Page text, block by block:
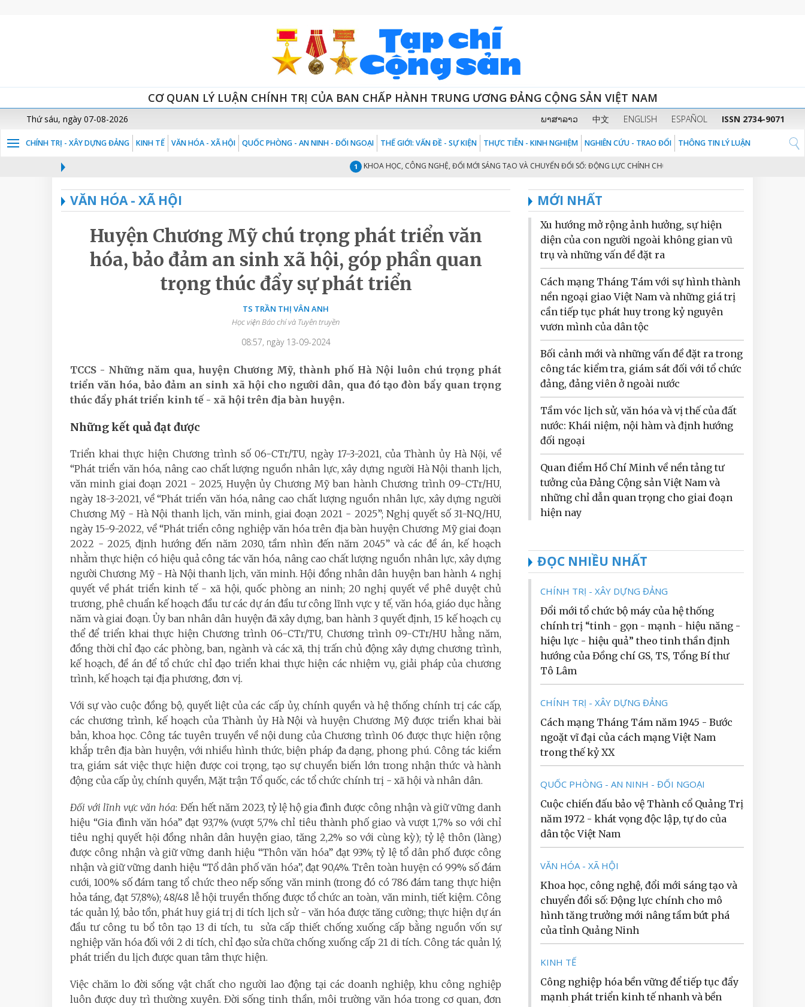
CƠ QUAN LÝ LUẬN CHÍNH TRỊ CỦA BAN CHẤP HÀNH TRUNG ƯƠNG ĐẢNG CỘNG SẢN VIỆT NAM
Thứ sáu, ngày 07-08-2026 ພາສາລາວ 中文 ENGLISH ESPAÑOL ISSN 2734-9071
CHÍNH TRỊ - XÂY DỰNG ĐẢNG KINH TẾ VĂN HÓA - XÃ HỘI QUỐC PHÒNG - AN NINH - ĐỐI NGOẠI THẾ GIỚI: VẤN ĐỀ - SỰ KIỆN THỰC TIỄN - KINH NGHIỆM NGHIÊN CỨU - TRAO ĐỔI THÔNG TIN LÝ LUẬN
KHOA HỌC, CÔNG NGHỆ, ĐỔI MỚI SÁNG TẠO VÀ CHUYỂN ĐỔI SỐ: ĐỘNG LỰC CHÍNH CHO MÔ HÌNH TĂNG TRƯỞNG MỚI NÂNG TẦM
VĂN HÓA - XÃ HỘI
Huyện Chương Mỹ chú trọng phát triển văn
hóa, bảo đảm an sinh xã hội, góp phần quan
trọng thúc đẩy sự phát triển
TS TRẦN THỊ VÂN ANH
Học viện Báo chí và Tuyên truyền
08:57, ngày 13-09-2024
TCCS - Những năm qua, huyện Chương Mỹ, thành phố Hà Nội luôn chú trọng phát
triển văn hóa, bảo đảm an sinh xã hội cho người dân, qua đó tạo đòn bẩy quan trọng
thúc đẩy phát triển kinh tế - xã hội trên địa bàn huyện.
Những kết quả đạt được
Triển khai thực hiện Chương trình số 06-CTr/TU, ngày 17-3-2021, của Thành ủy Hà Nội, về
“Phát triển văn hóa, nâng cao chất lượng nguồn nhân lực, xây dựng người Hà Nội thanh lịch,
văn minh giai đoạn 2021 - 2025, Huyện ủy Chương Mỹ ban hành Chương trình 09-CTr/HU,
ngày 18-3-2021, về “Phát triển văn hóa, nâng cao chất lượng nguồn nhân lực, xây dựng người
Chương Mỹ - Hà Nội thanh lịch, văn minh, giai đoạn 2021 - 2025”; Nghị quyết số 31-NQ/HU,
ngày 15-9-2022, về “Phát triển công nghiệp văn hóa trên địa bàn huyện Chương Mỹ giai đoạn
2022 - 2025, định hướng đến năm 2030, tầm nhìn đến năm 2045” và các đề án, kế hoạch
nhằm thực hiện có hiệu quả công tác văn hóa, nâng cao chất lượng nguồn nhân lực, xây dựng
người Chương Mỹ - Hà Nội thanh lịch, văn minh. Hội đồng nhân dân huyện ban hành 4 nghị
quyết về phát triển kinh tế - xã hội, quốc phòng an ninh; 20 nghị quyết về phê duyệt chủ
trương, phê chuẩn kế hoạch đầu tư các dự án đầu tư công lĩnh vực y tế, văn hóa, giáo dục hằng
năm và giai đoạn. Ủy ban nhân dân huyện đã xây dựng, ban hành 3 quyết định, 15 kế hoạch cụ
thể để triển khai thực hiện Chương trình 06-CTr/TU, Chương trình 09-CTr/HU hằng năm,
đồng thời chỉ đạo các phòng, ban, ngành và các xã, thị trấn chủ động xây dựng chương trình,
kế hoạch, đề án để tổ chức chỉ đạo triển khai thực hiện các nhiệm vụ, giải pháp của chương
trình, kế hoạch tại địa phương, đơn vị.
Với sự vào cuộc đồng bộ, quyết liệt của các cấp ủy, chính quyền và hệ thống chính trị các cấp,
các chương trình, kế hoạch của Thành ủy Hà Nội và huyện Chương Mỹ được triển khai bài
bản, khoa học. Công tác tuyên truyền về nội dung của Chương trình 06 được thực hiện rộng
khắp trên địa bàn huyện, với nhiều hình thức, biện pháp đa dạng, phong phú. Công tác kiểm
tra, giám sát việc thực hiện được coi trọng, tạo sự chuyển biến lớn trong nhận thức và hành
động của cấp ủy, chính quyền, Mặt trận Tổ quốc, các tổ chức chính trị - xã hội và nhân dân.
Đối với lĩnh vực văn hóa: Đến hết năm 2023, tỷ lệ hộ gia đình được công nhận và giữ vững danh
hiệu “Gia đình văn hóa” đạt 93,7% (vượt 5,7% chỉ tiêu thành phố giao và vượt 1,7% so với chỉ
tiêu nghị quyết hội đồng nhân dân huyện giao, tăng 2,2% so với cùng kỳ); tỷ lệ thôn (làng)
được công nhận và giữ vững danh hiệu “Thôn văn hóa” đạt 93%; tỷ lệ tổ dân phố được công
nhận và giữ vững danh hiệu “Tổ dân phố văn hóa”, đạt 90,4%. Trên toàn huyện có 99% số đám
cưới, 100% số đám tang tổ chức theo nếp sống văn minh (trong đó có 786 đám tang thực hiện
hỏa táng, đạt 57,8%); 48/48 lễ hội truyền thống được tổ chức an toàn, văn minh, tiết kiệm. Công
tác quản lý, bảo tồn, phát huy giá trị di tích lịch sử - văn hóa được tăng cường; thực hiện dự án
đầu tư công tu bổ tôn tạo 13 di tích, tu sửa cấp thiết chống xuống cấp bằng nguồn vốn sự
nghiệp văn hóa đối với 2 di tích, chỉ đạo sửa chữa chống xuống cấp 21 di tích. Công tác quản lý,
phát triển du lịch được quan tâm thực hiện.
Việc chăm lo đời sống vật chất cho người lao động tại các doanh nghiệp, khu công nghiệp
luôn được duy trì thường xuyên. Đời sống tinh thần, môi trường văn hóa trong cơ quan, đơn
MỚI NHẤT
Xu hướng mở rộng ảnh hưởng, sự hiện
diện của con người ngoài không gian vũ
trụ và những vấn đề đặt ra
Cách mạng Tháng Tám với sự hình thành
nền ngoại giao Việt Nam và những giá trị
cần tiếp tục phát huy trong kỷ nguyên
vươn mình của dân tộc
Bối cảnh mới và những vấn đề đặt ra trong
công tác kiểm tra, giám sát đối với tổ chức
đảng, đảng viên ở ngoài nước
Tầm vóc lịch sử, văn hóa và vị thế của đất
nước: Khái niệm, nội hàm và định hướng
đối ngoại
Quan điểm Hồ Chí Minh về nền tảng tư
tưởng của Đảng Cộng sản Việt Nam và
những chỉ dẫn quan trọng cho giai đoạn
hiện nay
ĐỌC NHIỀU NHẤT
CHÍNH TRỊ - XÂY DỰNG ĐẢNG
Đổi mới tổ chức bộ máy của hệ thống
chính trị “tinh - gọn - mạnh - hiệu năng -
hiệu lực - hiệu quả” theo tinh thần định
hướng của Đồng chí GS, TS, Tổng Bí thư
Tô Lâm
CHÍNH TRỊ - XÂY DỰNG ĐẢNG
Cách mạng Tháng Tám năm 1945 - Bước
ngoặt vĩ đại của cách mạng Việt Nam
trong thế kỷ XX
QUỐC PHÒNG - AN NINH - ĐỐI NGOẠI
Cuộc chiến đấu bảo vệ Thành cổ Quảng Trị
năm 1972 - khát vọng độc lập, tự do của
dân tộc Việt Nam
VĂN HÓA - XÃ HỘI
Khoa học, công nghệ, đổi mới sáng tạo và
chuyển đổi số: Động lực chính cho mô
hình tăng trưởng mới nâng tầm bứt phá
của tỉnh Quảng Ninh
KINH TẾ
Công nghiệp hóa bền vững để tiếp tục đẩy
mạnh phát triển kinh tế nhanh và bền